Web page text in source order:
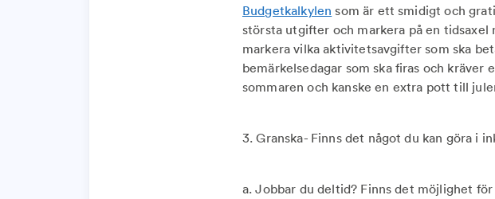
Budgetkalkylen som är ett smidigt och
största utgifter och markera på en
markera vilka aktivitetsavgifter som ska
bemärkelsedagar som ska firas och kräver
sommaren och kanske en extra pott till
3. Granska- Finns det något du kan göra i
a. Jobbar du deltid? Finns det möjlighet